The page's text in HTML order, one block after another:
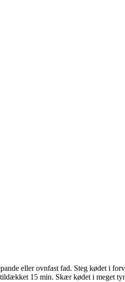
eller ovnfast fad. Steg kødet i
15 min. Skær kødet i meget